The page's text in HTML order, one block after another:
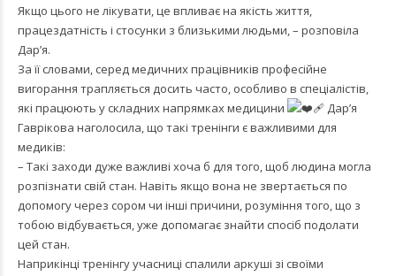
Якщо цього не лікувати, це впливає на якість життя,
працездатність і стосунки з близькими людьми, – розповіла
Дар’я.
За її словами, серед медичних працівників професійне
вигорання трапляється досить часто, особливо в спеціалістів,
які працюють у складних напрямках медицини
Дар’я
Гаврікова наголосила, що такі тренінги є важливими для
медиків:
– Такі заходи дуже важливі хоча б для того, щоб людина могла
розпізнати свій стан. Навіть якщо вона не звертається по
допомогу через сором чи інші причини, розуміння того, що з
тобою відбувається, уже допомагає знайти спосіб подолати
цей стан.
Наприкінці тренінгу учасниці спалили аркуші зі своїми